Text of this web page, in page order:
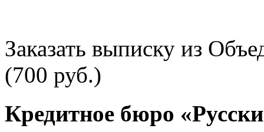
Заказать выписку из
(700 руб.)
Кредитное бюро